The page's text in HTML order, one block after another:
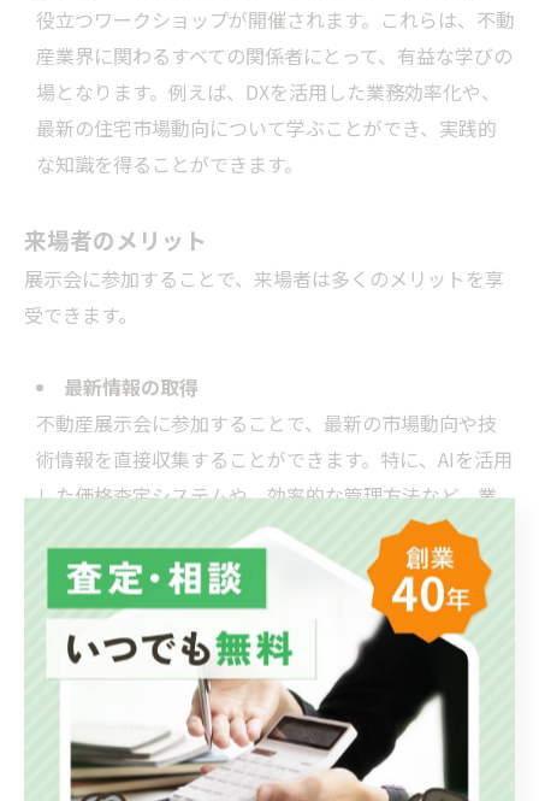
役立つワークショップが開催されます。これらは、不動
産業界に関わるすべての関係者にとって、有益な学びの
場となります。例えば、DXを活用した業務効率化や、
最新の住宅市場動向について学ぶことができ、実践的
な知識を得ることができます。
来場者のメリット
展示会に参加することで、来場者は多くのメリットを享
受できます。
最新情報の取得
不動産展示会に参加することで、最新の市場動向や技
術情報を直接収集することができます。特に、AIを活用
した価格査定システムや、効率的な管理方法など、業
界の最先端の情報を得ることができ、今後のビジネス
に役立てることができます。
業界の専門家とのネットワーキング
展示会では、多くの業界専門家と直接ネットワーキン
グを行うことができます。商談を行い、新たなビジネス
チャンスを得るための第一歩となります。これにより、
ビジネスを拡大するための強力な人脈を築くことが可
能です。